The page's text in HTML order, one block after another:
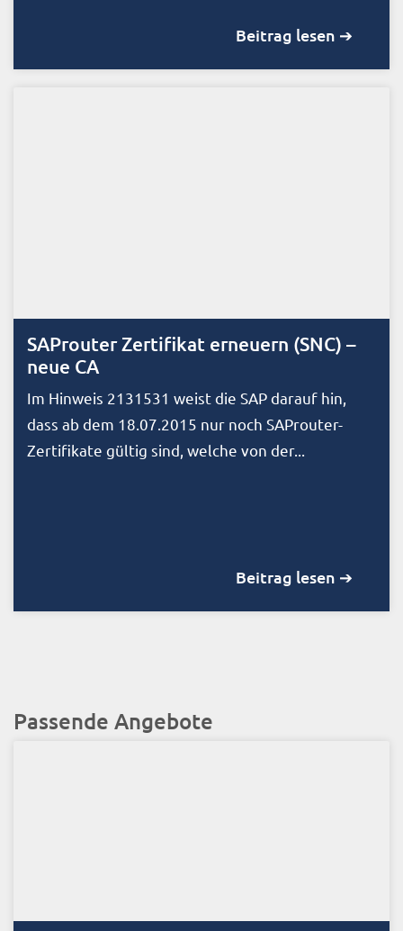
Beitrag lesen ➔
SAProuter Zertifikat erneuern (SNC) –
neue CA
Im Hinweis 2131531 weist die SAP darauf hin,
dass ab dem 18.07.2015 nur noch SAProuter-
Zertifikate gültig sind, welche von der...
Beitrag lesen ➔
Passende Angebote